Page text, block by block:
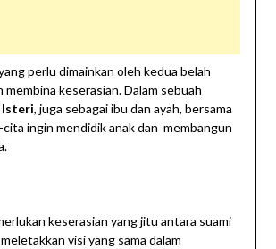
perlu dimainkan oleh kedua belah
membina keserasian. Dalam sebuah
Isteri, juga sebagai ibu dan ayah, bersama
ingin mendidik anak dan membangun
keserasian yang jitu antara suami
visi yang sama dalam